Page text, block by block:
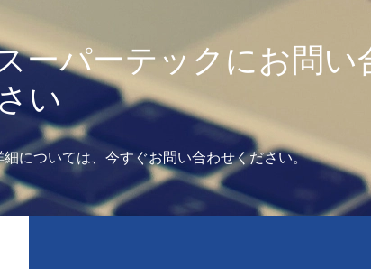
ーパーテックにお問い
さい
については、今すぐお問い合わせください。